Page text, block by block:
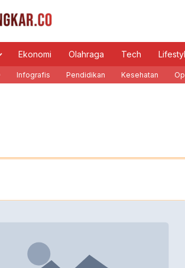
Ekonomi Olahraga Tech
Infografis Pendidikan Kesehatan